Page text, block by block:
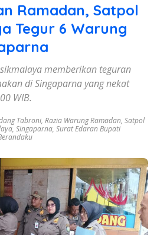
Ramadan, Satpol
Tegur 6 Warung
memberikan teguran
di Singaparna yang nekat
WIB.
Tabroni, Razia Warung Ramadan, Satpol
, Singaparna, Surat Edaran Bupati